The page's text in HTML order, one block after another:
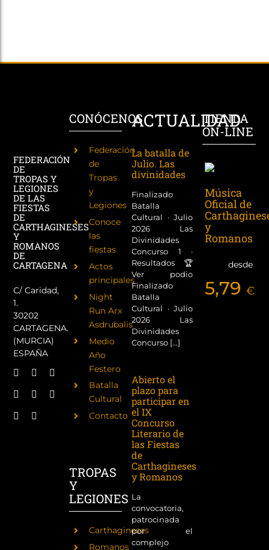
FEDERACIÓN
DE
TROPAS Y
LEGIONES
DE LAS
FIESTAS
DE
CARTHAGINESES
Y
ROMANOS
DE
CARTAGENA
C/ Caridad,
1.
30202
CARTAGENA.
(MURCIA)
ESPAÑA
CONÓCENOS
Federación
de
Tropas
y
Legiones
Conoce
las
fiestas
Actos
principales
Night
Run Arx
Asdrubalis
Medio
Año
Festero
Batalla
Cultural
Contacto
TROPAS
Y
LEGIONES
Carthagineses
Romanos
ACTUALIDAD
La batalla de
Julio. Las
divinidades
Finalizado
Batalla
Cultural · Julio
2026 Las
Divinidades
Concurso 1 ·
Resultados 🏆
Ver podio
Finalizado
Batalla
Cultural · Julio
2026 Las
Divinidades
Concurso [...]
Abierto el
plazo para
participar en
el IX
Concurso
Literario de
las Fiestas
de
Carthagineses
y Romanos
La
convocatoria,
patrocinada
por el
complejo
TIENDA
ON-LINE
Música
Oficial de
y
Romanos
desde
5,79€